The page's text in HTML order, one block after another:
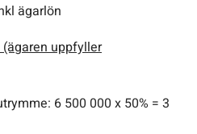
ägarlön
uppfyller
6 500 000 x 50% = 3